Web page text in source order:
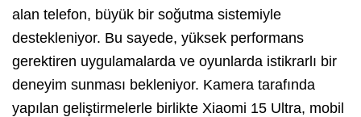
alan telefon, büyük bir soğutma sistemiyle
destekleniyor. Bu sayede, yüksek performans
gerektiren uygulamalarda ve oyunlarda istikrarlı bir
deneyim sunması bekleniyor. Kamera tarafında
yapılan geliştirmelerle birlikte Xiaomi 15 Ultra, mobil